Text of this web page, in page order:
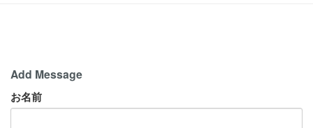
Add Message
お名前